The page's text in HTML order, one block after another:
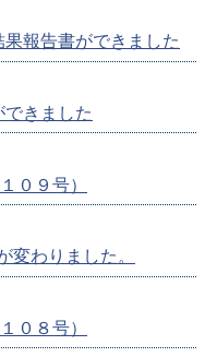
報告書ができました
きました
０９号）
変わりました。
０８号）